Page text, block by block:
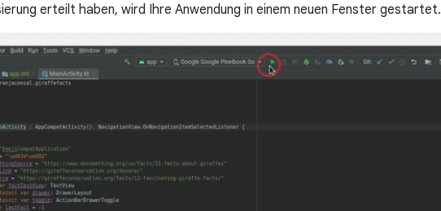
erteilt haben, wird Ihre Anwendung in einem neuen Fenster gestartet.